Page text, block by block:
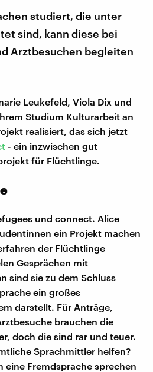
studiert, die unter
sind, kann diese bei
Arztbesuchen begleiten
Leukefeld, Viola Dix und
Studium Kulturarbeit an
realisiert, das sich jetzt
- ein inzwischen gut
für Flüchtlinge.
und connect. Alice
ein Projekt machen
der Flüchtlinge
Gesprächen mit
sind sie zu dem Schluss
ein großes
darstellt. Für Anträge,
brauchen die
doch die sind rar und teuer.
Sprachmittler helfen?
eine Fremdsprache sprechen